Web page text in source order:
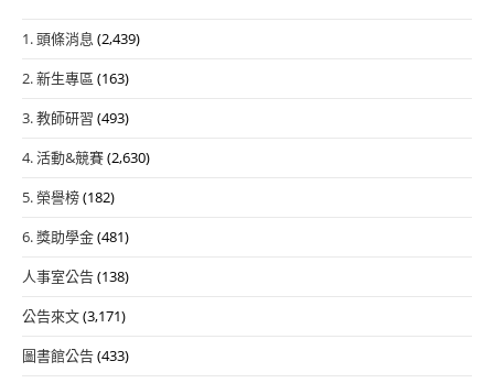
1. 頭條消息 (2,439)
2. 新生專區 (163)
3. 教師研習 (493)
4. 活動&競賽(2,630)
5. 榮譽榜(182)
6. 獎助學金(481)
人事室公告(138)
公告來文(3,171)
圖書館公告(433)